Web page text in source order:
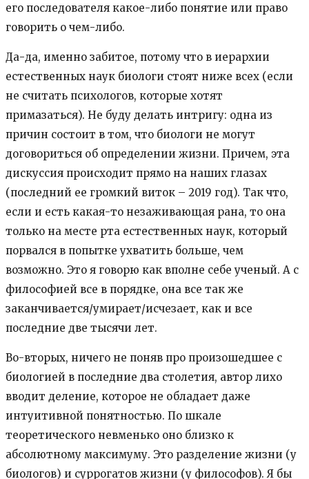
его последователя какое-либо понятие или право
говорить о чем-либо.
Да-да, именно забитое, потому что в иерархии
естественных наук биологи стоят ниже всех (если
не считать психологов, которые хотят
примазаться). Не буду делать интригу: одна из
причин состоит в том, что биологи не могут
договориться об определении жизни. Причем, эта
дискуссия происходит прямо на наших глазах
(последний ее громкий виток – 2019 год). Так что,
если и есть какая-то незаживающая рана, то она
только на месте рта естественных наук, который
порвался в попытке ухватить больше, чем
возможно. Это я говорю как вполне себе ученый. А с
философией все в порядке, она все так же
заканчивается/умирает/исчезает, как и все
последние две тысячи лет.
Во-вторых, ничего не поняв про произошедшее с
биологией в последние два столетия, автор лихо
вводит деление, которое не обладает даже
интуитивной понятностью. По шкале
теоретического невменько оно близко к
абсолютному максимуму. Это разделение жизни (у
биологов) и суррогатов жизни (у философов). Я бы